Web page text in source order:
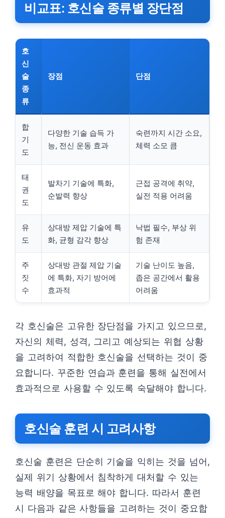
비교표: 호신술 종류별 장단점
호
신
술
종
류
장점 단점
합
기
도
다양한 기술 습득 가
능, 전신 운동 효과
숙련까지 시간 소요,
체력 소모 큼
태
권
도
발차기 기술에 특화,
순발력 향상
근접 공격에 취약,
실전 적용 어려움
유
도
상대방 제압 기술에 특
화, 균형 감각 향상
낙법 필수, 부상 위
험 존재
주
짓
수
상대방 관절 제압 기술
에 특화, 자기 방어에
효과적
기술 난이도 높음,
좁은 공간에서 활용
어려움
각 호신술은 고유한 장단점을 가지고 있으므로,
자신의 체력, 성격, 그리고 예상되는 위협 상황
을 고려하여 적합한 호신술을 선택하는 것이 중
요합니다. 꾸준한 연습과 훈련을 통해 실전에서
효과적으로 사용할 수 있도록 숙달해야 합니다.
호신술 훈련 시 고려사항
호신술 훈련은 단순히 기술을 익히는 것을 넘어,
실제 위기 상황에서 침착하게 대처할 수 있는
능력 배양을 목표로 해야 합니다. 따라서 훈련
시 다음과 같은 사항들을 고려하는 것이 중요합